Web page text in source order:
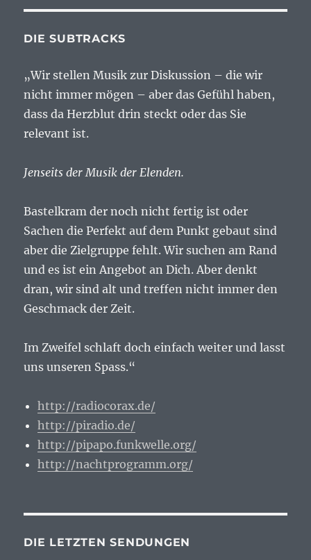
DIE SUBTRACKS
„Wir stellen Musik zur Diskussion – die wir
nicht immer mögen – aber das Gefühl haben,
dass da Herzblut drin steckt oder das Sie
relevant ist.
Jenseits der Musik der Elenden.
Bastelkram der noch nicht fertig ist oder
Sachen die Perfekt auf dem Punkt gebaut sind
aber die Zielgruppe fehlt. Wir suchen am Rand
und es ist ein Angebot an Dich. Aber denkt
dran, wir sind alt und treffen nicht immer den
Geschmack der Zeit.
Im Zweifel schlaft doch einfach weiter und lasst
uns unseren Spass.“
http://radiocorax.de/
http://piradio.de/
http://pipapo.funkwelle.org/
http://nachtprogramm.org/
DIE LETZTEN SENDUNGEN